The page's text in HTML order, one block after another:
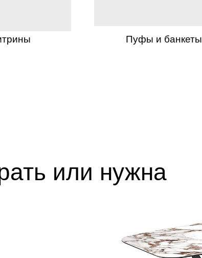
Пуфы и банкеты
или нужна